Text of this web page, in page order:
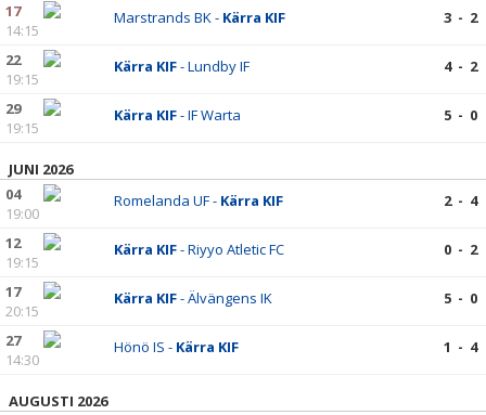
17
14:15
Marstrands BK - Kärra KIF 3 - 2
22
19:15
Kärra KIF- Lundby IF 4 - 2
29
19:15
Kärra KIF- IF Warta 5 - 0
JUNI 2026
04
19:00
Romelanda UF - Kärra KIF 2 - 4
12
19:15
Kärra KIF- Riyyo Atletic FC 0 - 2
17
20:15
Kärra KIF- Älvängens IK 5 - 0
27
14:30
Hönö IS - Kärra KIF 1 - 4
AUGUSTI 2026